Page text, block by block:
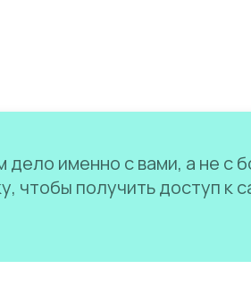
именно с вами, а не с
чтобы получить доступ к